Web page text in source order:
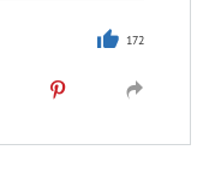
172